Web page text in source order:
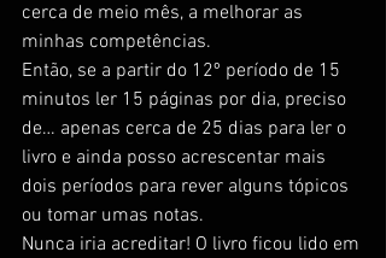
cerca de meio mês, a melhorar as
minhas competências.
Então, se a partir do 12º período de 15
minutos ler 15 páginas por dia, preciso
de… apenas cerca de 25 dias para ler o
livro e ainda posso acrescentar mais
dois períodos para rever alguns tópicos
ou tomar umas notas.
Nunca iria acreditar! O livro ficou lido em